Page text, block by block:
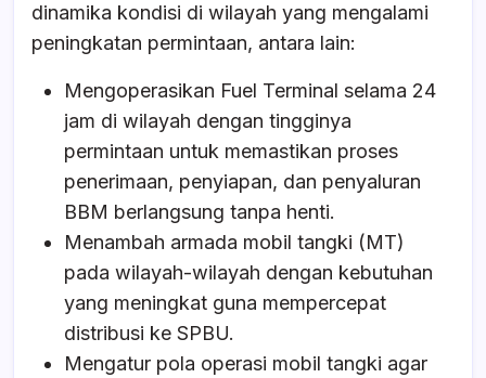
dinamika kondisi di wilayah yang mengalami
peningkatan permintaan, antara lain:
Mengoperasikan Fuel Terminal selama 24
jam di wilayah dengan tingginya
permintaan untuk memastikan proses
penerimaan, penyiapan, dan penyaluran
BBM berlangsung tanpa henti.
Menambah armada mobil tangki (MT)
pada wilayah-wilayah dengan kebutuhan
yang meningkat guna mempercepat
distribusi ke SPBU.
Mengatur pola operasi mobil tangki agar